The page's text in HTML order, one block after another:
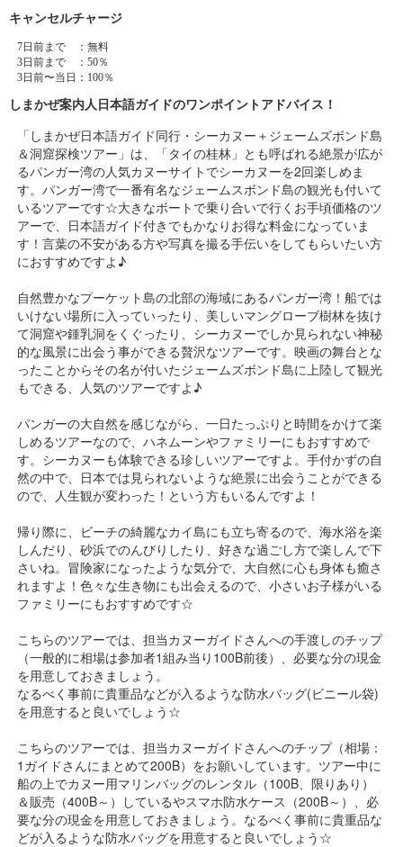
キャンセルチャージ
7日前まで ：無料
3日前まで ：50％
3日前〜当日：100％
しまかぜ案内人日本語ガイドのワンポイントアドバイス！
「しまかぜ日本語ガイド同行・シーカヌー＋ジェームズボンド島
＆洞窟探検ツアー」は、「タイの桂林」とも呼ばれる絶景が広が
るパンガー湾の人気カヌーサイトでシーカヌーを2回楽しめま
す。パンガー湾で一番有名なジェームスボンド島の観光も付いて
いるツアーです☆大きなボートで乗り合いで行くお手頃価格のツ
アーで、日本語ガイド付きでもかなりお得な料金になっていま
す！言葉の不安がある方や写真を撮る手伝いをしてもらいたい方
におすすめですよ♪
自然豊かなプーケット島の北部の海域にあるパンガー湾！船では
いけない場所に入っていったり、美しいマングローブ樹林を抜け
て洞窟や鍾乳洞をくぐったり、シーカヌーでしか見られない神秘
的な風景に出会う事ができる贅沢なツアーです。映画の舞台とな
ったことからその名が付いたジェームズボンド島に上陸して観光
もできる、人気のツアーですよ♪
パンガーの大自然を感じながら、一日たっぷりと時間をかけて楽
しめるツアーなので、ハネムーンやファミリーにもおすすめで
す。シーカヌーも体験できる珍しいツアーですよ。手付かずの自
然の中で、日本では見られないような絶景に出会うことができる
ので、人生観が変わった！という方もいるんですよ！
帰り際に、ビーチの綺麗なカイ島にも立ち寄るので、海水浴を楽
しんだり、砂浜でのんびりしたり、好きな過ごし方で楽しんで下
さいね。冒険家になったような気分で、大自然に心も身体も癒さ
れますよ！色々な生き物にも出会えるので、小さいお子様がいる
ファミリーにもおすすめです☆
こちらのツアーでは、担当カヌーガイドさんへの手渡しのチップ
（一般的に相場は参加者1組み当り100B前後）、必要な分の現金
を用意しておきましょう。
なるべく事前に貴重品などが入るような防水バッグ(ビニール袋)
を用意すると良いでしょう☆
こちらのツアーでは、担当カヌーガイドさんへのチップ（相場：
1ガイドさんにまとめて200B）をお願いしています。ツアー中に
船の上でカヌー用マリンバッグのレンタル（100B、限りあり）
＆販売（400B～）しているやスマホ防水ケース（200B～）、必
要な分の現金を用意しておきましょう。なるべく事前に貴重品な
どが入るような防水バッグを用意すると良いでしょう☆